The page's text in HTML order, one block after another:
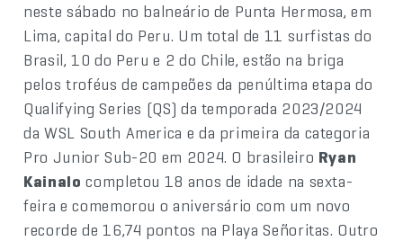
neste sábado no balneário de Punta Hermosa, em
Lima, capital do Peru. Um total de 11 surfistas do
Brasil, 10 do Peru e 2 do Chile, estão na briga
pelos troféus de campeões da penúltima etapa do
Qualifying Series (QS) da temporada 2023/2024
da WSL South America e da primeira da categoria
Pro Junior Sub-20 em 2024. O brasileiro Ryan
Kainalo completou 18 anos de idade na sexta-
feira e comemorou o aniversário com um novo
recorde de 16,74 pontos na Playa Señoritas. Outro